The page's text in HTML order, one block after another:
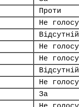
Проти
Не
Відсутній
Не
Не
Відсутній
Не
За